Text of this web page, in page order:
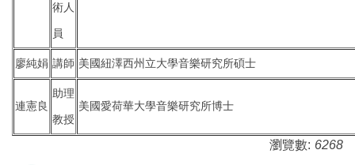
術人
員
廖純娟 講師 美國紐澤西州立大學音樂研究所碩士
連憲良
助理
教授
美國愛荷華大學音樂研究所博士
瀏覽數: 6268